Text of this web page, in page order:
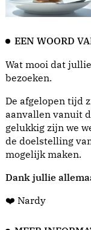
EEN WOORD
Wat mooi dat
bezoeken.
De afgelopen tijd
aanvallen vanuit
gelukkig zijn we
de doelstelling
mogelijk maken.
Dank jullie
❤️ Nardy